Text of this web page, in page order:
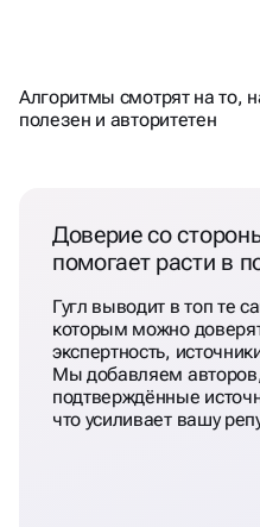
Алгоритмы смотрят на то,
полезен и авторитетен
Доверие со
помогает расти в
Гугл выводит в топ те
которым можно
экспертность,
Мы добавляем
подтверждённые
что усиливает вашу